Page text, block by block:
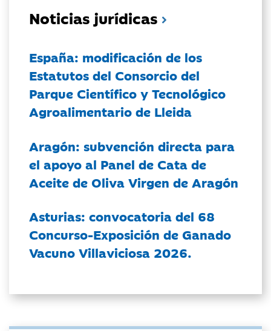
Noticias jurídicas
España: modificación de los
Estatutos del Consorcio del
Parque Científico y Tecnológico
Agroalimentario de Lleida
Aragón: subvención directa para
el apoyo al Panel de Cata de
Aceite de Oliva Virgen de Aragón
Asturias: convocatoria del 68
Concurso-Exposición de Ganado
Vacuno Villaviciosa 2026.